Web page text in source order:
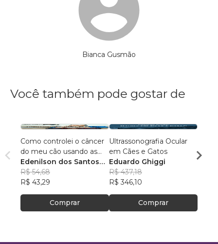
Bianca Gusmão
Você também pode gostar de
Como controlei o câncer
do meu cão usando as
plantas medicinais
Edenilson dos Santos
Niculau
R$ 54,68
R$ 43,29
Comprar
Ultrassonografia Ocular
em Cães e Gatos
Eduardo Ghiggi
R$ 437,18
R$ 346,10
Comprar
R$